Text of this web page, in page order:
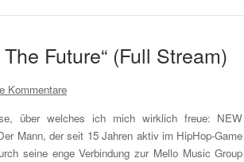
Future“ (Full Stream)
Kommentare
über welches ich mich wirklich freue: NEW
Mann, der seit 15 Jahren aktiv im HipHop-Game
seine enge Verbindung zur Mello Music Group